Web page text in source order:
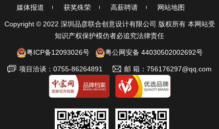
媒体报道
获奖殊荣 高薪聘请 网站地图
Copyright © 2022 深圳品彦联合创意设计有限公司 版权所有 本网站受
知识产权保护模仿者必追究法律责任
粤ICP备12093026号 粤公网安备 44030502002692号
项目洽谈：0755-86264891 邮 箱：756176297@qq.com